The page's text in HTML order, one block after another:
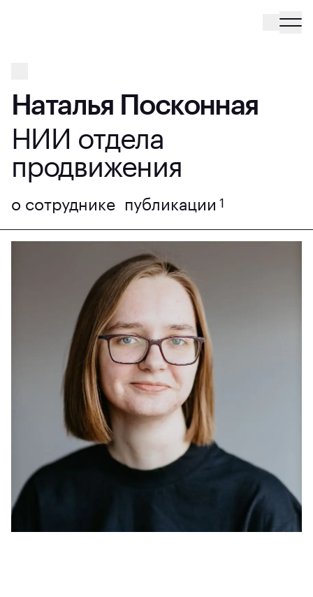
Наталья Посконная
НИИ отдела
продвижения
о сотруднике публикации 1